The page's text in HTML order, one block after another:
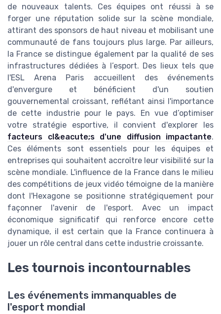
de nouveaux talents. Ces équipes ont réussi à se
forger une réputation solide sur la scène mondiale,
attirant des sponsors de haut niveau et mobilisant une
communauté de fans toujours plus large. Par ailleurs,
la France se distingue également par la qualité de ses
infrastructures dédiées à l’esport. Des lieux tels que
l'ESL Arena Paris accueillent des événements
d'envergure et bénéficient d'un soutien
gouvernemental croissant, reflétant ainsi l'importance
de cette industrie pour le pays. En vue d’optimiser
votre stratégie esportive, il convient d'explorer les
facteurs cl&eacute;s d'une diffusion impactante.
Ces éléments sont essentiels pour les équipes et
entreprises qui souhaitent accroître leur visibilité sur la
scène mondiale. L'influence de la France dans le milieu
des compétitions de jeux vidéo témoigne de la manière
dont l'Hexagone se positionne stratégiquement pour
façonner l'avenir de l'esport. Avec un impact
économique significatif qui renforce encore cette
dynamique, il est certain que la France continuera à
jouer un rôle central dans cette industrie croissante.
Les tournois incontournables
Les événements immanquables de
l'esport mondial